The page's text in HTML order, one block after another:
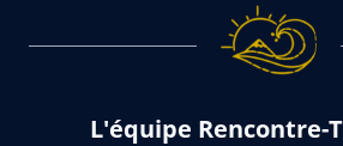
L'équipe Rencontre-